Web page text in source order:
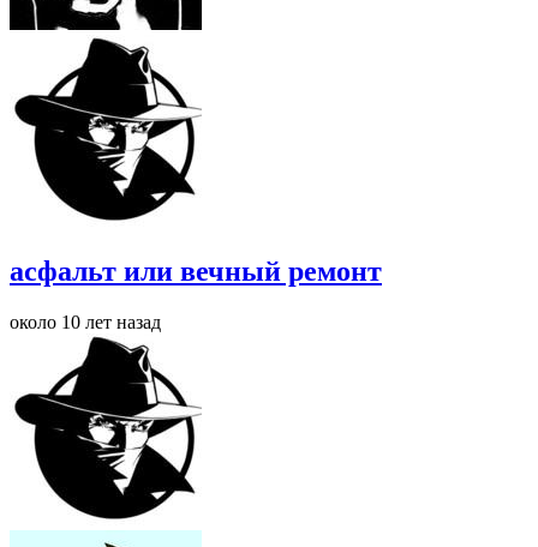
асфальт или вечный ремонт
около 10 лет назад